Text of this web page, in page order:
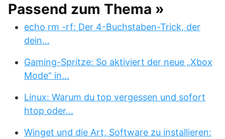
Passend zum Thema »
echo rm -rf: Der 4-Buchstaben-Trick, der
dein…
Gaming-Spritze: So aktiviert der neue „Xbox
Mode“ in…
Linux: Warum du top vergessen und sofort
htop oder…
Winget und die Art, Software zu installieren: